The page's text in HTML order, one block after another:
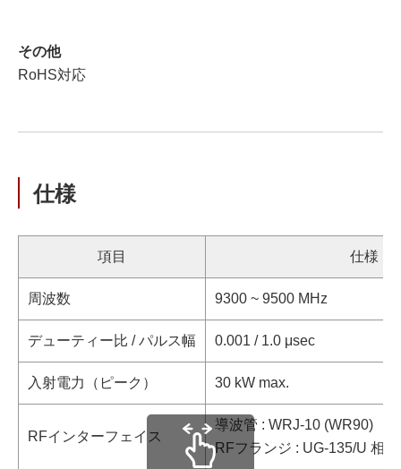
その他
RoHS対応
仕様
項目 仕様
周波数 9300 ~ 9500 MHz
デューティー比 / パルス幅 0.001 / 1.0 μsec
入射電力（ピーク） 30 kW max.
RFインターフェイス
導波管 : WRJ-10 (WR90)
RFフランジ : UG-135/U 相